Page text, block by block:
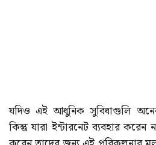
যদিও এই আধুনিক সুবিধাগুলি
কিন্তু যারা ইন্টারনেট ব্যবহার করেন